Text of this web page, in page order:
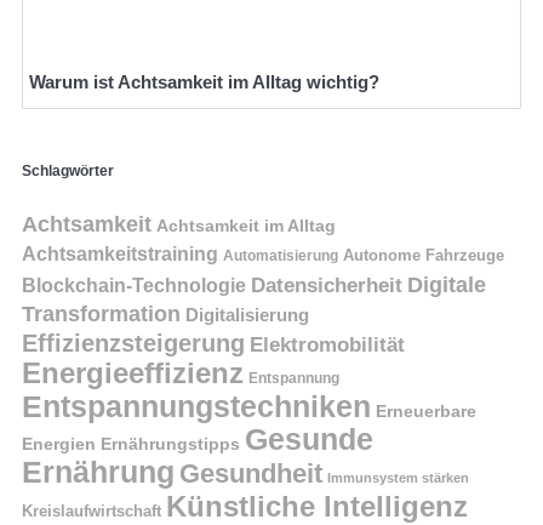
Warum ist Achtsamkeit im Alltag wichtig?
Schlagwörter
Achtsamkeit Achtsamkeit im Alltag
Achtsamkeitstraining Automatisierung Autonome Fahrzeuge
Blockchain-Technologie Datensicherheit Digitale
Transformation Digitalisierung
Effizienzsteigerung Elektromobilität
Energieeffizienz Entspannung
Entspannungstechniken Erneuerbare
Energien Ernährungstipps Gesunde
Ernährung Gesundheit Immunsystem stärken
Kreislaufwirtschaft Künstliche Intelligenz